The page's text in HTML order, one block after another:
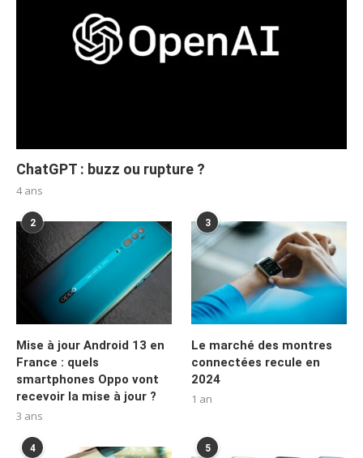
ChatGPT : buzz ou rupture ?
4 ans
2
Mise à jour Android 13 en
France : quels
smartphones Oppo vont
recevoir la mise à jour ?
3 ans
3
Le marché des montres
connectées recule en
2024
1 an
4 5